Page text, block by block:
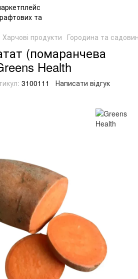
Харчові продукти Городина та
(помаранчева
Health
3100111 Написати відгук